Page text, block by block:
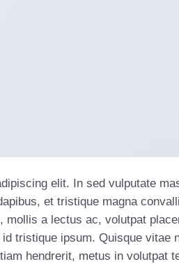
elit. In sed vulputate
et tristique magna
mollis a lectus ac, volutpat
tristique ipsum. Quisque
hendrerit, metus in volutpat